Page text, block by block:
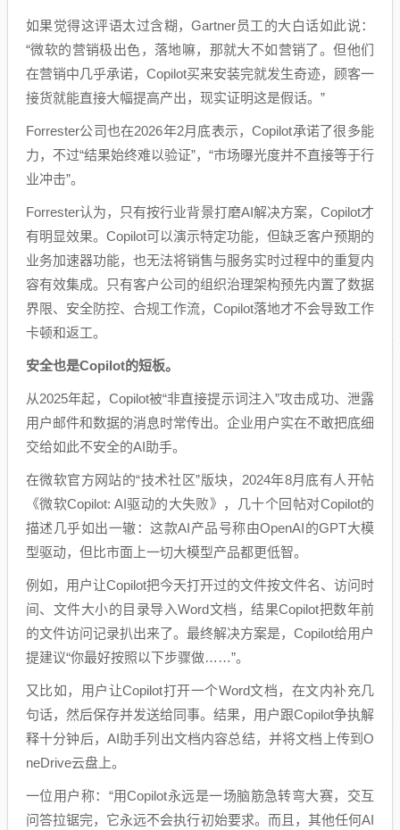
如果觉得这评语太过含糊，Gartner员工的大白话如此说：
“微软的营销极出色，落地嘛，那就大不如营销了。但他们
在营销中几乎承诺，Copilot买来安装完就发生奇迹，顾客一
接货就能直接大幅提高产出，现实证明这是假话。”
Forrester公司也在2026年2月底表示，Copilot承诺了很多能
力，不过“结果始终难以验证”，“市场曝光度并不直接等于行
业冲击”。
Forrester认为，只有按行业背景打磨AI解决方案，Copilot才
有明显效果。Copilot可以演示特定功能，但缺乏客户预期的
业务加速器功能，也无法将销售与服务实时过程中的重复内
容有效集成。只有客户公司的组织治理架构预先内置了数据
界限、安全防控、合规工作流，Copilot落地才不会导致工作
卡顿和返工。
安全也是Copilot的短板。
从2025年起，Copilot被“非直接提示词注入”攻击成功、泄露
用户邮件和数据的消息时常传出。企业用户实在不敢把底细
交给如此不安全的AI助手。
在微软官方网站的“技术社区”版块，2024年8月底有人开帖
《微软Copilot: AI驱动的大失败》，几十个回帖对Copilot的
描述几乎如出一辙：这款AI产品号称由OpenAI的GPT大模
型驱动，但比市面上一切大模型产品都更低智。
例如，用户让Copilot把今天打开过的文件按文件名、访问时
间、文件大小的目录导入Word文档，结果Copilot把数年前
的文件访问记录扒出来了。最终解决方案是，Copilot给用户
提建议“你最好按照以下步骤做……”。
又比如，用户让Copilot打开一个Word文档，在文内补充几
句话，然后保存并发送给同事。结果，用户跟Copilot争执解
释十分钟后，AI助手列出文档内容总结，并将文档上传到O
neDrive云盘上。
一位用户称：“用Copilot永远是一场脑筋急转弯大赛，交互
问答拉锯完，它永远不会执行初始要求。而且，其他任何AI